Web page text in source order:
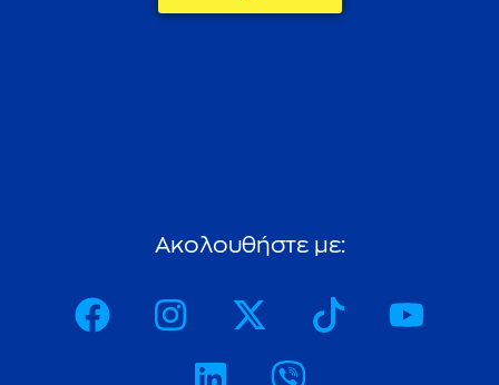
Aκολουθήστε με: